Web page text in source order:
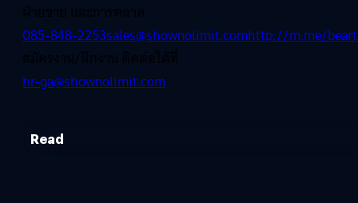
ฝ่ายขาย และการตลาด
085-848-2253sales@shownolimit.comhttp://m.me/
สมัครงาน/ฝึกงาน ติดต่อได้ที่
hr-ga@shownolimit.com
Read